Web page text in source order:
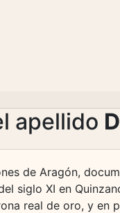
apellido
de Aragón,
siglo XI en
real de oro, y en